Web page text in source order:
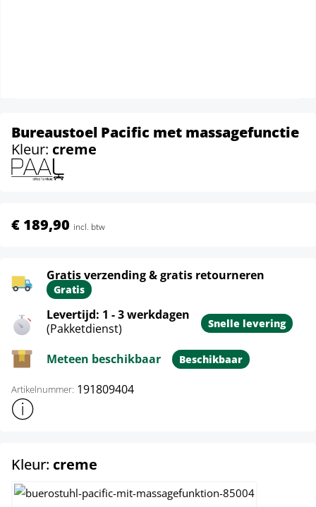
Bureaustoel Pacific met massagefunctie
Kleur: creme
€ 189,90 incl. btw
Gratis verzending & gratis retourneren
Gratis
Levertijd: 1 - 3 werkdagen
(Pakketdienst)
Snelle levering
Meteen beschikbaar Beschikbaar
Artikelnummer: 191809404
Toon meer productinformatie
Kleur: creme